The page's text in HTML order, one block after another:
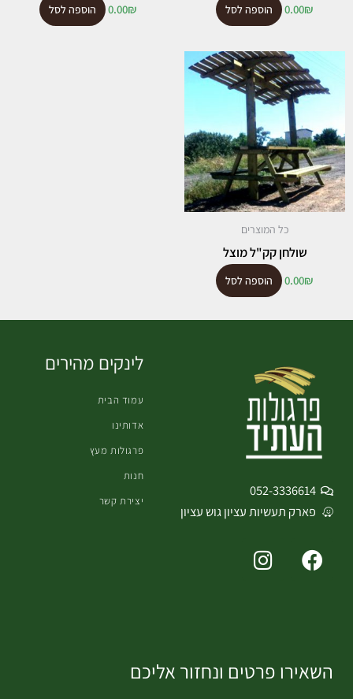
0.00₪ הוספה לסל 0.00₪ הוספה לסל
כל המוצרים
שולחן קק"ל מוצל
0.00₪ הוספה לסל
052-3336614
פארק תעשיות עציון גוש עציון
F
a
o
I
n
r
לינקים מהירים
עמוד הבית
אדותינו
פרגולות מעץ
חנות
יצירת קשר
השאירו פרטים ונחזור אליכם